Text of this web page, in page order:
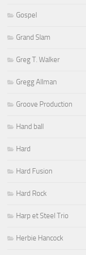
Gospel
Grand Slam
Greg T. Walker
Gregg Allman
Groove Production
Hand ball
Hard
Hard Fusion
Hard Rock
Harp et Steel Trio
Herbie Hancock